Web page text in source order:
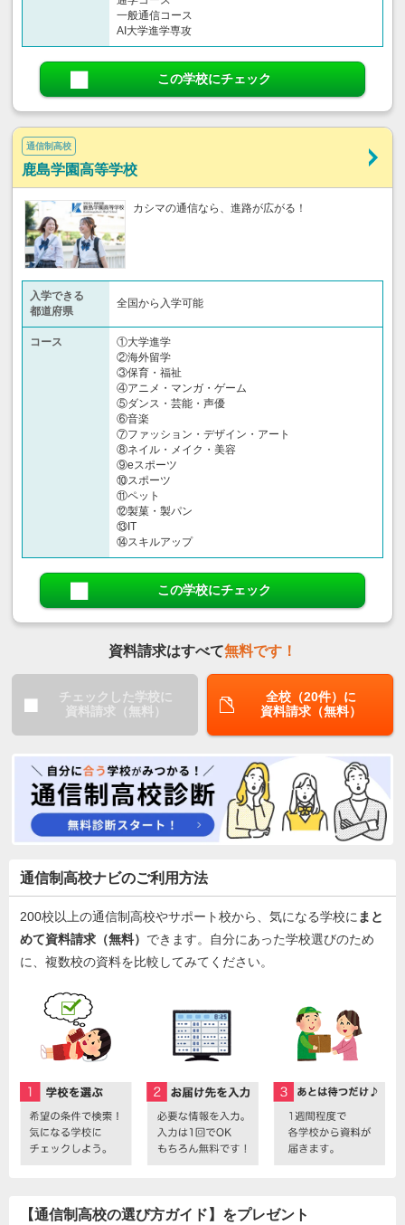
一般通信コース
AI大学進学専攻
この学校にチェック
通信制高校
鹿島学園高等学校
カシマの通信なら、進路が広がる！
入学できる
都道府県
全国から入学可能
コース
①大学進学
②海外留学
③保育・福祉
④アニメ・マンガ・ゲーム
⑤ダンス・芸能・声優
⑥音楽
⑦ファッション・デザイン・アート
⑧ネイル・メイク・美容
⑨eスポーツ
⑩スポーツ
⑪ペット
⑫製菓・製パン
⑬IT
⑭スキルアップ
この学校にチェック
資料請求はすべて無料です！
チェックした学校に
資料請求（無料）
全校（20件）に
資料請求（無料）
通信制高校ナビのご利用方法
200校以上の通信制高校やサポート校から、気になる学校にまと
めて資料請求（無料） できます。自分にあった学校選びのため
に、複数校の資料を比較してみてください。
【通信制高校の選び方ガイド】をプレゼント